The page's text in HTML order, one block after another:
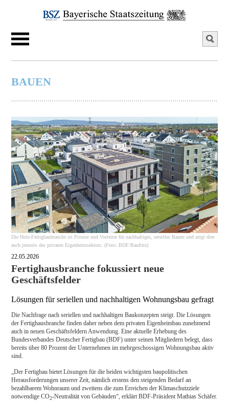
BAUEN
Die Holz-Fertigbaubranche ist Pionier und Vorreiter für nachhaltiges, serielles Bauen und zeigt dies
auch jenseits des privaten Eigenheimsektors. (Foto: BDF/Baufritz)
22.05.2026
Fertighausbranche fokussiert neue
Geschäftsfelder
Lösungen für seriellen und nachhaltigen Wohnungsbau gefragt
Die Nachfrage nach seriellen und nachhaltigen Baukonzepten steigt. Die Lösungen
der Fertighausbranche finden daher neben dem privaten Eigenheimbau zunehmend
auch in neuen Geschäftsfeldern Anwendung. Eine aktuelle Erhebung des
Bundesverbandes Deutscher Fertigbau (BDF) unter seinen Mitgliedern belegt, dass
bereits über 80 Prozent der Unternehmen im mehrgeschossigen Wohnungsbau aktiv
sind.
„Der Fertigbau bietet Lösungen für die beiden wichtigsten baupolitischen
Herausforderungen unserer Zeit, nämlich erstens den steigenden Bedarf an
bezahlbarem Wohnraum und zweitens die zum Erreichen der Klimaschutzziele
notwendige CO2-Neutralität von Gebäuden“, erklärt BDF-Präsident Mathias Schäfer.